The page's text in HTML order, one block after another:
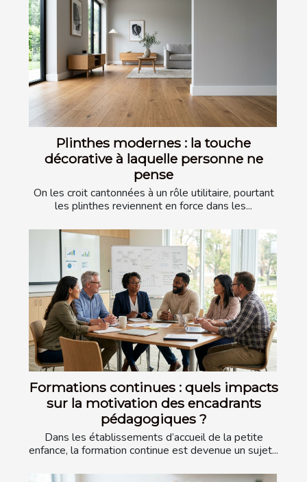
Plinthes modernes : la touche
décorative à laquelle personne ne
pense
On les croit cantonnées à un rôle utilitaire, pourtant
les plinthes reviennent en force dans les...
Formations continues : quels impacts
sur la motivation des encadrants
pédagogiques ?
Dans les établissements d’accueil de la petite
enfance, la formation continue est devenue un sujet...